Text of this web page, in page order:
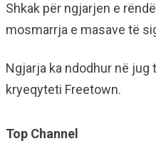
Shkak për ngjarjen e
mosmarrja e masave të
Ngjarja ka ndodhur në jug
kryeqyteti Freetown.
Top Channel